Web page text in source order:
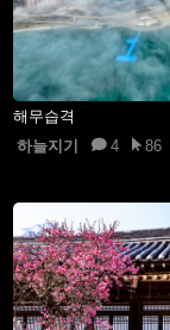
해무습격
하늘지기
4 86